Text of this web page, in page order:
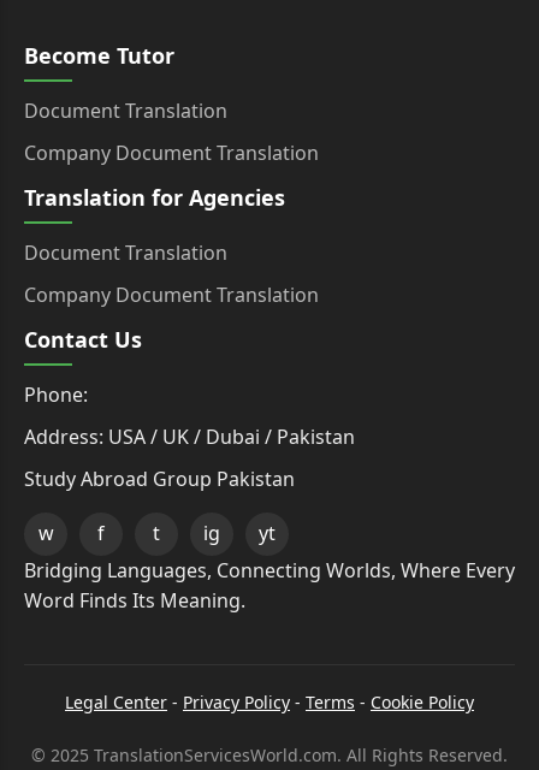
Become Tutor
Document Translation
Company Document Translation
Translation for Agencies
Document Translation
Company Document Translation
Contact Us
Phone:
Address: USA / UK / Dubai / Pakistan
Study Abroad Group Pakistan
w f t ig
yt
Bridging Languages, Connecting Worlds, Where Every
Word Finds Its Meaning.
Legal Center - Privacy Policy - Terms - Cookie Policy
© 2025 TranslationServicesWorld.com. All Rights Reserved.